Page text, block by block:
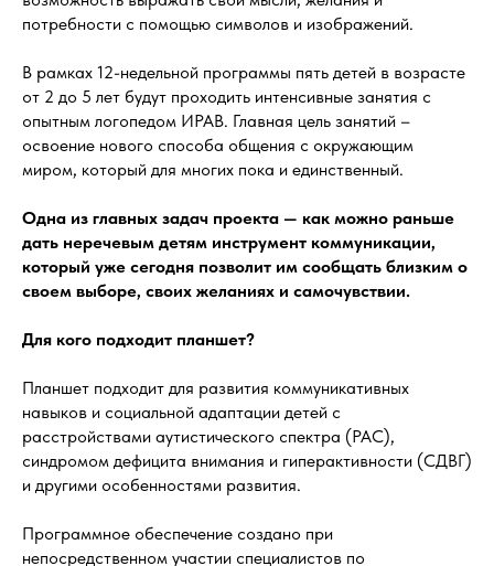
потребности с помощью символов и изображений.
В рамках 12-недельной программы пять детей в возрасте
от 2 до 5 лет будут проходить интенсивные занятия с
опытным логопедом ИРАВ. Главная цель занятий –
освоение нового способа общения с окружающим
миром, который для многих пока и единственный.
Одна из главных задач проекта — как можно раньше
дать неречевым детям инструмент коммуникации,
который уже сегодня позволит им сообщать близким о
своем выборе, своих желаниях и самочувствии.
Для кого подходит планшет?
Планшет подходит для развития коммуникативных
навыков и социальной адаптации детей с
расстройствами аутистического спектра (РАС),
синдромом дефицита внимания и гиперактивности (СДВГ)
и другими особенностями развития.
Программное обеспечение создано при
непосредственном участии специалистов по